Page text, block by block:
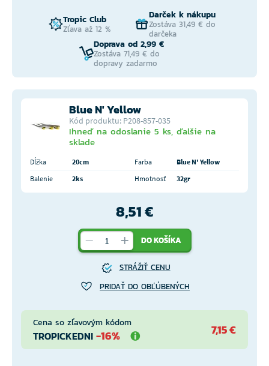
Tropic Club
Zľava až 12 %
Darček k nákupu
Zostáva 31,49 € do
darčeka
Doprava od 2,99 €
Zostáva 71,49 € do
dopravy zadarmo
Blue N' Yellow
Kód produktu: P208-857-035
Ihneď na odoslanie 5 ks, ďalšie na
sklade
Dĺžka 20cm Farba
Blue N' Yellow
Balenie
2ks Hmotnosť 32gr
8,51 €
DO KOŠÍKA
STRÁŽIŤ CENU
PRIDAŤ DO OBĽÚBENÝCH
Cena so zľavovým kódom
TROPICKEDNI -16% 7,15 €